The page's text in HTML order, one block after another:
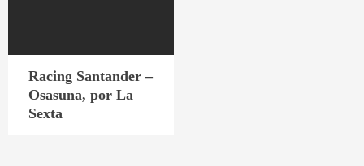
Racing Santander –
Osasuna, por La
Sexta